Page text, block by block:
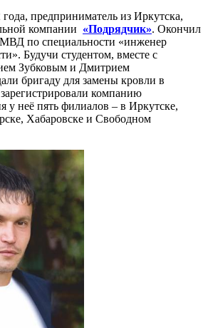
года, предприниматель из Иркутска,
компании «Подрядчик». Окончил
по специальности «инженер
Будучи студентом, вместе с
Зубковым и Дмитрием
бригаду для замены кровли в
компанию
у неё пять филиалов – в Иркутске,
Хабаровске и Свободном